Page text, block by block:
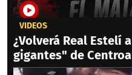
VIDEOS
¿Volverá Real Estelí
gigantes" de